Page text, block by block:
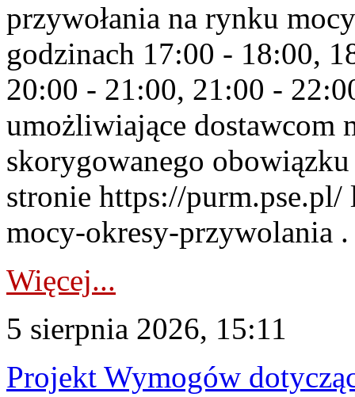
przywołania na rynku
godzinach 17:00 - 18:00,
20:00 - 21:00, 21:00 -
umożliwiające dostawcom
skorygowanego
stronie https://
mocy-okresy-przywolania
Więcej...
5 sierpnia 2026, 15:11
Projekt Wymogów